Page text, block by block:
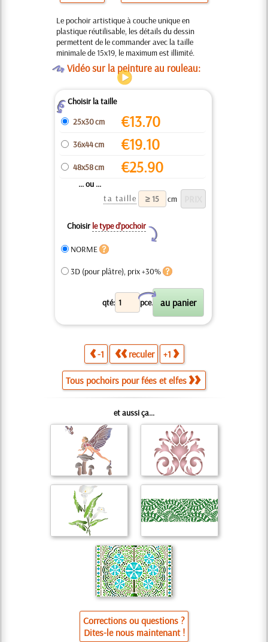
Le pochoir artistique à couche unique en
plastique réutilisable, les détails du dessin
permettent de le commander avec la taille
minimale de 15x19, le maximum est illimité.
OVidéo sur la peinture au rouleau:
ZChoisir la taille
25x30 cm
€13.70
36x44 cm €19.10
48x58 cm €25.90
... ou ...
ta taille
cm
Choisir le type d’pochoir
Y
NORME
3D (pour plâtre), prix +30%
qté: pce.
X
-1 reculer +1
Tous pochoirs pour fées et elfes
et aussi ça...
Corrections ou questions ?
Dites-le nous maintenant !